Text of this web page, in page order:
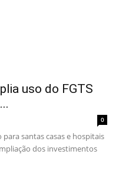
uso do FGTS
0
santas casas e hospitais
dos investimentos